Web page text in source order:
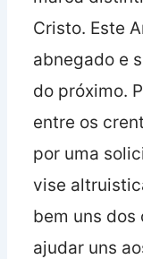
Cristo. Este
abnegado e
do próximo.
entre os
por uma
vise
bem uns dos
ajudar uns